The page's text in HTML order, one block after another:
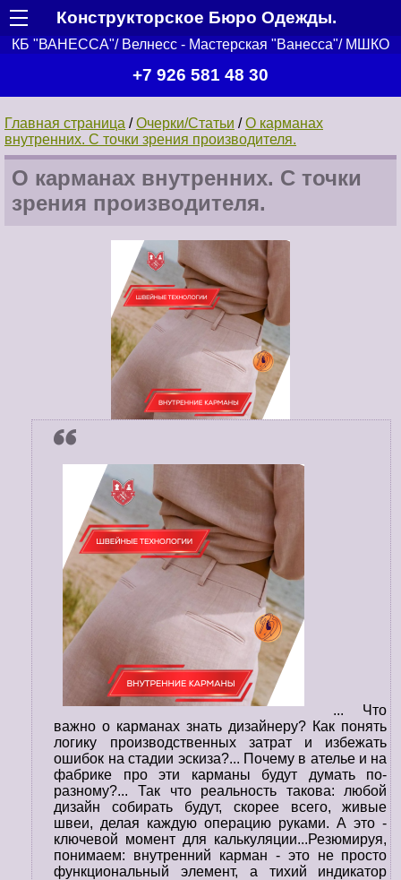
Конструкторское Бюро Одежды.
КБ "ВАНЕССА"/ Велнесс - Мастерская "Ванесса"/ МШКО
+7 926 581 48 30
Главная страница /Очерки/Статьи /О карманах
внутренних. С точки зрения производителя.
О карманах внутренних. С точки
зрения производителя.
... Что
важно о карманах знать дизайнеру? Как понять
логику производственных затрат и избежать
ошибок на стадии эскиза?... Почему в ателье и на
фабрике про эти карманы будут думать по-
разному?... Так что реальность такова: любой
дизайн собирать будут, скорее всего, живые
швеи, делая каждую операцию руками. А это -
ключевой момент для калькуляции...Резюмируя,
понимаем: внутренний карман - это не просто
функциональный элемент, а тихий индикатор